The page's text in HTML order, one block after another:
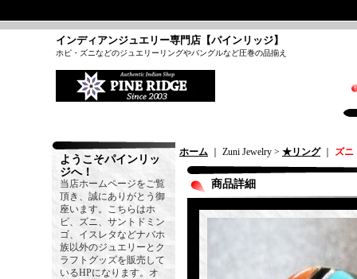
インディアンジュエリー専門店【パインリッジ】
ホピ・ズニなどのジュエリーリングやバングルなど圧巻の品揃え
ようこそパインリッ
ジへ！
当店ホームページをご覧
頂き、誠にありがとう御
座います。こちらはホ
ピ、ズニ、サントドミン
ゴ、イスレタなどナバホ
族以外のジュエリーとク
ラフトグッズを販売して
いるHPになります。オ
ホーム ｜ Zuni Jewelry > ★リング｜ ズ
商品詳細